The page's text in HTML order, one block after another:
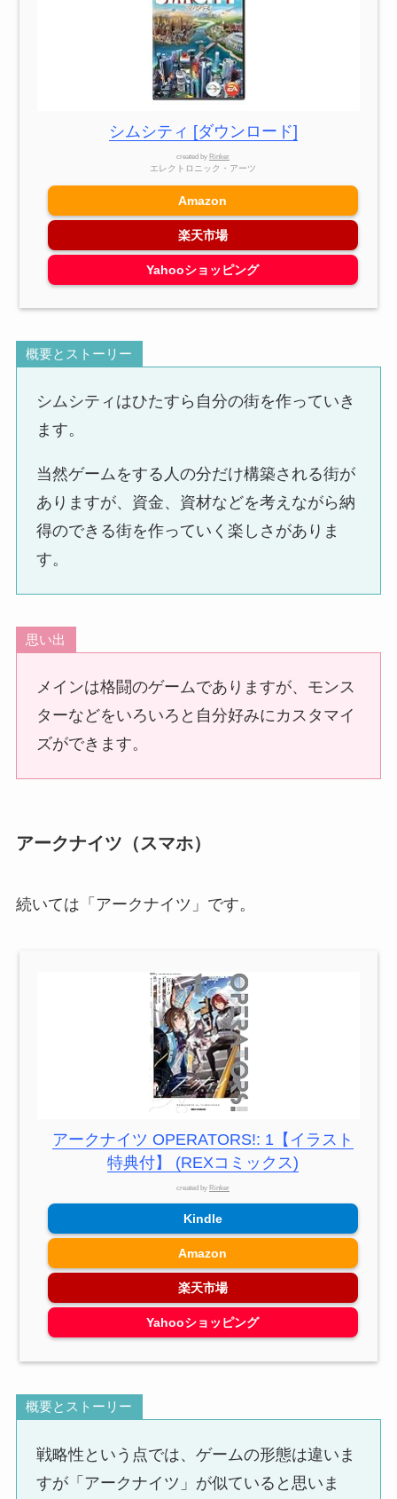
シムシティ [ダウンロード]
created by Rinker
エレクトロニック・アーツ
Amazon
楽天市場
Yahooショッピング
概要とストーリー
シムシティはひたすら自分の街を作っていき
ます。
当然ゲームをする人の分だけ構築される街が
ありますが、資金、資材などを考えながら納
得のできる街を作っていく楽しさがありま
す。
思い出
メインは格闘のゲームでありますが、モンス
ターなどをいろいろと自分好みにカスタマイ
ズができます。
アークナイツ（スマホ）
続いては「アークナイツ」です。
アークナイツ OPERATORS!: 1【イラスト
特典付】 (REXコミックス)
created by Rinker
Kindle
Amazon
楽天市場
Yahooショッピング
概要とストーリー
戦略性という点では、ゲームの形態は違いま
すが「アークナイツ」が似ていると思いま